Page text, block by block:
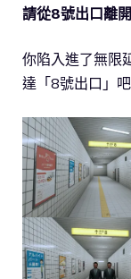
請從8號出口離開
你陷入進了無限
達「8號出口」吧